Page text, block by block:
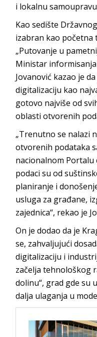
i lokalnu
Kao sedište
izabran kao početna
„Putovanje u
Ministar
Jovanović kazao je
digitalizaciju kao
gotovo najviše od
oblasti otvorenih
„Trenutno se nalazi
otvorenih podataka
nacionalnom Portalu
podaci su od
planiranje i
usluga za građane,
zajednica“, rekao je
On je dodao da je
se, zahvaljujući
digitalizaciju i
začelja tehnološkog
dolinu“, grad gde su
dalja ulaganja u